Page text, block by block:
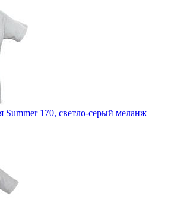
Summer 170, светло-серый меланж